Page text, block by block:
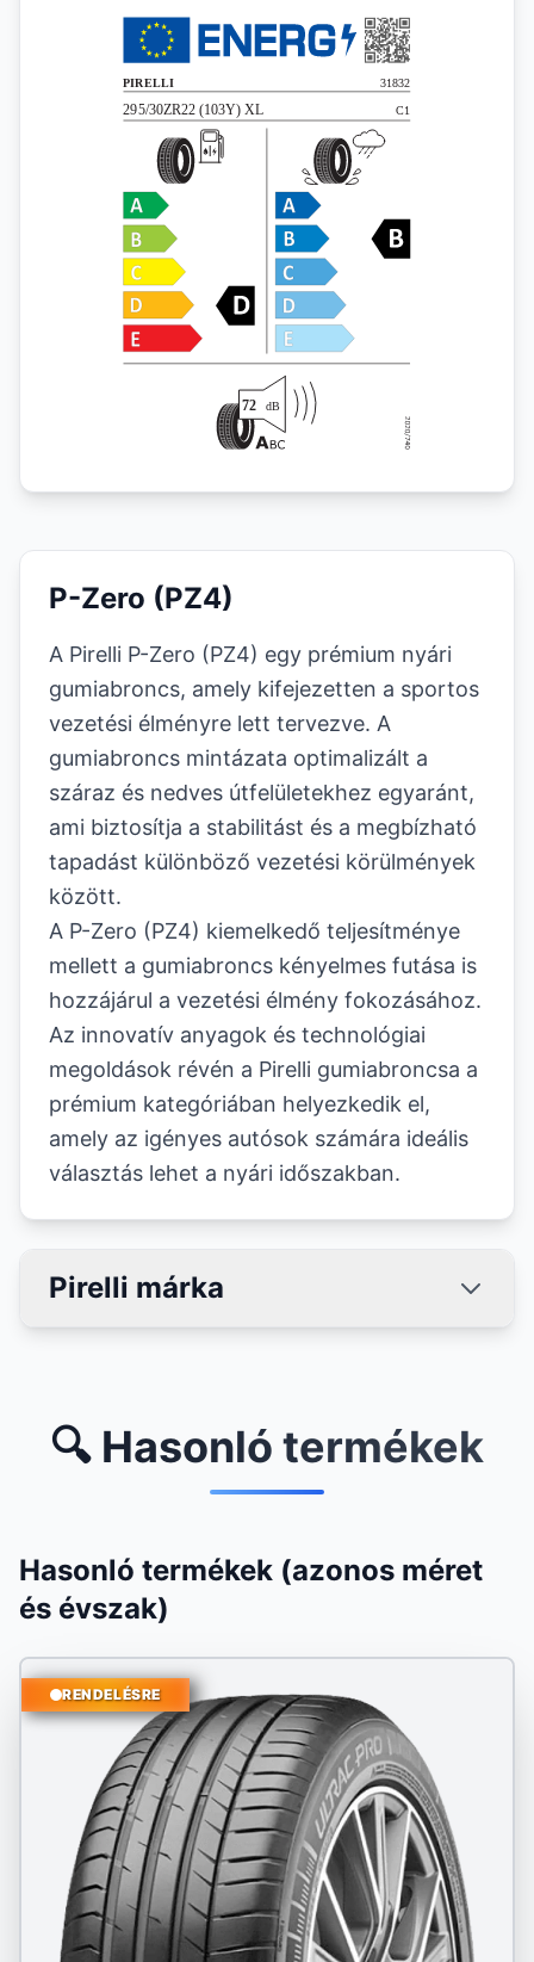
P-Zero (PZ4)
A Pirelli P-Zero (PZ4) egy prémium nyári
gumiabroncs, amely kifejezetten a sportos
vezetési élményre lett tervezve. A
gumiabroncs mintázata optimalizált a
száraz és nedves útfelületekhez egyaránt,
ami biztosítja a stabilitást és a megbízható
tapadást különböző vezetési körülmények
között.
A P-Zero (PZ4) kiemelkedő teljesítménye
mellett a gumiabroncs kényelmes futása is
hozzájárul a vezetési élmény fokozásához.
Az innovatív anyagok és technológiai
megoldások révén a Pirelli gumiabroncsa a
prémium kategóriában helyezkedik el,
amely az igényes autósok számára ideális
választás lehet a nyári időszakban.
Pirelli márka
🔍 Hasonló termékek
Hasonló termékek (azonos méret
és évszak)
RENDELÉSRE